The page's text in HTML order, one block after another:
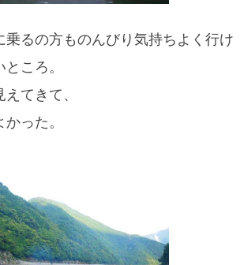
乗るの方ものんびり気持ちよく行け
ころ。
てきて、
った。